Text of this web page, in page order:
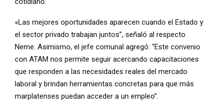
«Las mejores oportunidades aparecen cuando el Estado y
el sector privado trabajan juntos”, señaló al respecto
Neme. Asimismo, el jefe comunal agregó: “Este convenio
con ATAM nos permite seguir acercando capacitaciones
que responden a las necesidades reales del mercado
laboral y brindan herramientas concretas para que más
marplatenses puedan acceder a un empleo”.